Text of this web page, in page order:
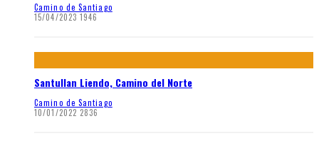
Camino de Santiago
15/04/2023 1946
Santullan Liendo, Camino del Norte
Camino de Santiago
10/01/2022 2836